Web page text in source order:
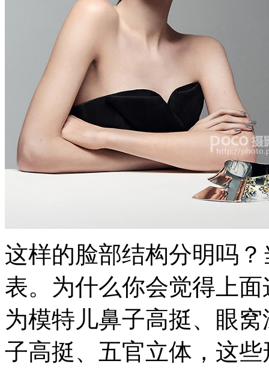
这样的脸部结构分明吗
表。为什么你会觉得上
为模特儿鼻子高挺、眼
子高挺、五官立体，这